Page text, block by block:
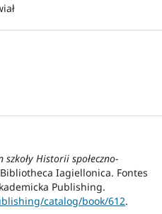
szkoły Historii społeczno-
Iagiellonica. Fontes
Publishing.
catalog/book/612.